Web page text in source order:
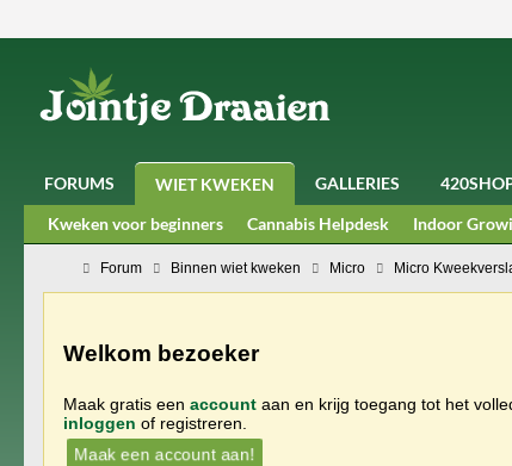
FORUMS WIET KWEKEN GALLERIES
Kweken voor beginners
Cannabis Helpdesk Indoor
Forum Binnen wiet kweken Micro Micro
Welkom bezoeker
Maak gratis een account aan en krijg toegang tot het
inloggen of registreren.
Maak een account aan!